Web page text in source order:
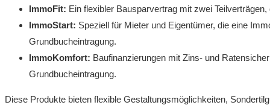
ImmoFit: Ein flexibler Bausparvertrag mit zwei
ImmoStart: Speziell für Mieter und Eigentümer, die eine
Grundbucheintragung.
ImmoKomfort: Baufinanzierungen mit Zins- und
Grundbucheintragung.
Diese Produkte bieten flexible Gestaltungsmöglichkeiten,